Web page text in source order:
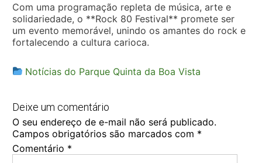
Com uma programação repleta de música, arte e
solidariedade, o **Rock 80 Festival** promete ser
um evento memorável, unindo os amantes do rock e
fortalecendo a cultura carioca.
Notícias do Parque Quinta da Boa Vista
Deixe um comentário
O seu endereço de e-mail não será publicado.
Campos obrigatórios são marcados com *
Comentário *